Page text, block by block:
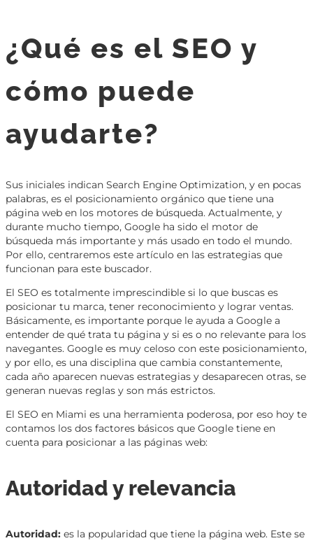
¿Qué es el SEO y
cómo puede
ayudarte?
Sus iniciales indican Search Engine Optimization, y en pocas
palabras, es el posicionamiento orgánico que tiene una
página web en los motores de búsqueda. Actualmente, y
durante mucho tiempo, Google ha sido el motor de
búsqueda más importante y más usado en todo el mundo.
Por ello, centraremos este artículo en las estrategias que
funcionan para este buscador.
El SEO es totalmente imprescindible si lo que buscas es
posicionar tu marca, tener reconocimiento y lograr ventas.
Básicamente, es importante porque le ayuda a Google a
entender de qué trata tu página y si es o no relevante para los
navegantes. Google es muy celoso con este posicionamiento,
y por ello, es una disciplina que cambia constantemente,
cada año aparecen nuevas estrategias y desaparecen otras, se
generan nuevas reglas y son más estrictos.
El SEO en Miami es una herramienta poderosa, por eso hoy te
contamos los dos factores básicos que Google tiene en
cuenta para posicionar a las páginas web:
Autoridad y relevancia
Autoridad: es la popularidad que tiene la página web. Este se